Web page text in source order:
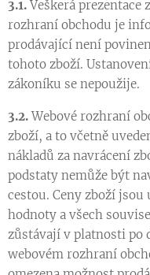
3.1.Veškerá prezentace
rozhraní obchodu je
prodávající není
tohoto zboží.
zákoníku se nepoužije.
3.2.Webové rozhraní
zboží, a to včetně
nákladů za navrácení
podstaty nemůže být
cestou. Ceny zboží jsou
hodnoty a všech
zůstávají v platnosti po
webovém rozhraní